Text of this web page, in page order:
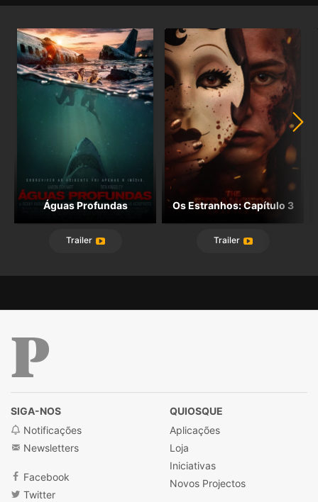
Águas Profundas
Trailer
Os Estranhos: Capítulo 3
Trailer
SIGA-NOS
Notificações
Newsletters
Facebook
Twitter
QUIOSQUE
Aplicações
Loja
Iniciativas
Novos Projectos